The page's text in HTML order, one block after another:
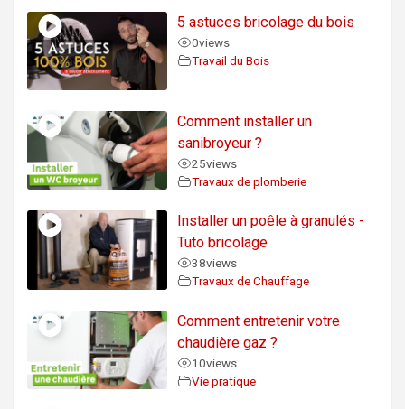
5 astuces bricolage du bois
0views
Travail du Bois
Comment installer un
sanibroyeur ?
25views
Travaux de plomberie
Installer un poêle à granulés -
Tuto bricolage
38views
Travaux de Chauffage
Comment entretenir votre
chaudière gaz ?
10views
Vie pratique